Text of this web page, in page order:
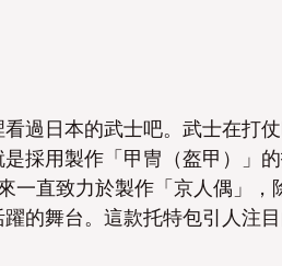
過日本的武士吧。武士在打
採用製作「甲冑（盔甲）」
一直致力於製作「京人偶」
的舞台。這款托特包引人注